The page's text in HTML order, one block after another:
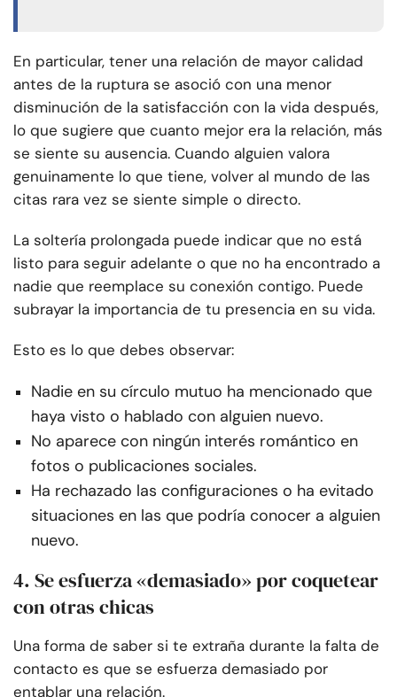
En particular, tener una relación de mayor calidad
antes de la ruptura se asoció con una menor
disminución de la satisfacción con la vida después,
lo que sugiere que cuanto mejor era la relación, más
se siente su ausencia. Cuando alguien valora
genuinamente lo que tiene, volver al mundo de las
citas rara vez se siente simple o directo.
La soltería prolongada puede indicar que no está
listo para seguir adelante o que no ha encontrado a
nadie que reemplace su conexión contigo. Puede
subrayar la importancia de tu presencia en su vida.
Esto es lo que debes observar:
Nadie en su círculo mutuo ha mencionado que
haya visto o hablado con alguien nuevo.
No aparece con ningún interés romántico en
fotos o publicaciones sociales.
Ha rechazado las configuraciones o ha evitado
situaciones en las que podría conocer a alguien
nuevo.
4. Se esfuerza «demasiado» por coquetear
con otras chicas
Una forma de saber si te extraña durante la falta de
contacto es que se esfuerza demasiado por
entablar una relación.